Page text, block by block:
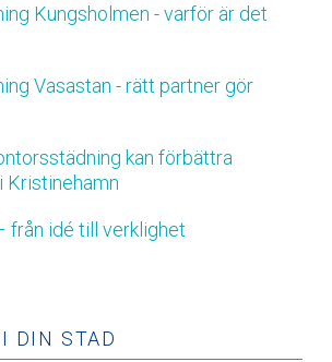
Kungsholmen - varför är det
Vasastan - rätt partner gör
kan förbättra
Kristinehamn
från idé till verklighet
DIN STAD